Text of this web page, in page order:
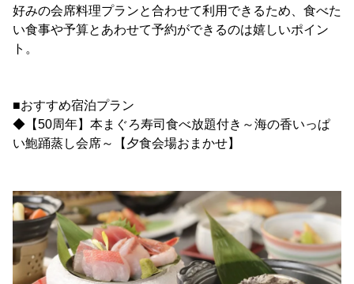
好みの会席料理プランと合わせて利用できるため、食べた
い食事や予算とあわせて予約ができるのは嬉しいポイン
ト。
■おすすめ宿泊プラン
◆【50周年】本まぐろ寿司食べ放題付き～海の香いっぱ
い鮑踊蒸し会席～【夕食会場おまかせ】